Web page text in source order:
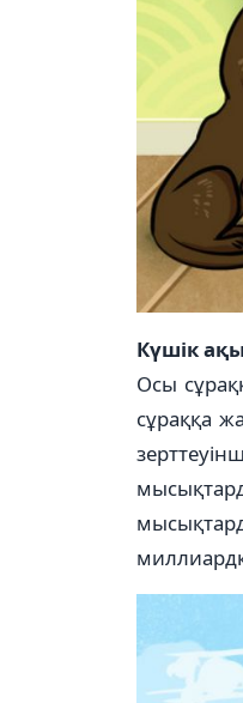
Күшік
Осы
сұраққа